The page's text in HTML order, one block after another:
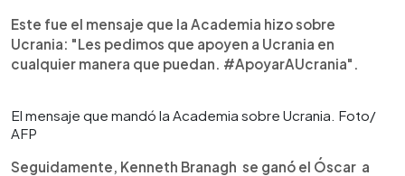
Este fue el mensaje que la Academia hizo sobre
Ucrania: "Les pedimos que apoyen a Ucrania en
cualquier manera que puedan. #ApoyarAUcrania".
El mensaje que mandó la Academia sobre Ucrania. Foto/
AFP
Seguidamente, Kenneth Branagh se ganó el Óscar a